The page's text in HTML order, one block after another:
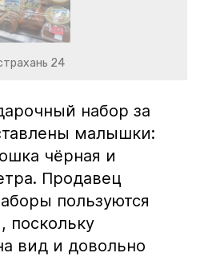
24
набор за
малышки:
чёрная и
Продавец
пользуются
поскольку
вид и довольно